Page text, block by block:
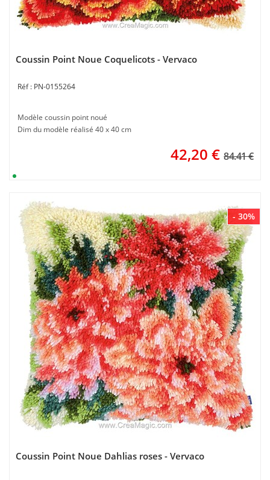
Coussin Point Noue Coquelicots - Vervaco
PN-0155264
Modèle coussin point noué
Dim du modèle réalisé 40 x 40 cm
42,20 € 84.41 €
- 30%
Coussin Point Noue Dahlias roses - Vervaco